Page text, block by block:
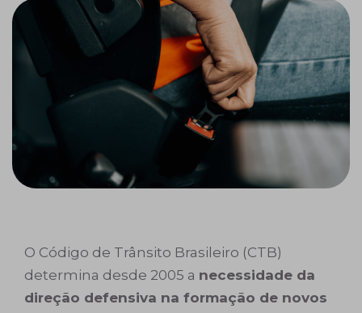
O Código de Trânsito Brasileiro (CTB)
determina desde 2005 a necessidade da
direção defensiva na formação de novos